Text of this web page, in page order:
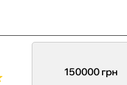
150000 грн